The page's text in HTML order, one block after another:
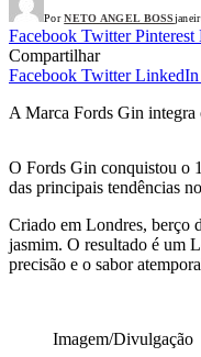
Por NETO ANGEL BOSS
Facebook Twitter Pinterest
Compartilhar
Facebook Twitter LinkedIn
A Marca Fords Gin integra
O Fords Gin conquistou o
das principais tendências
Criado em Londres, berço
jasmim. O resultado é um
precisão e o sabor
Imagem/Divulgação